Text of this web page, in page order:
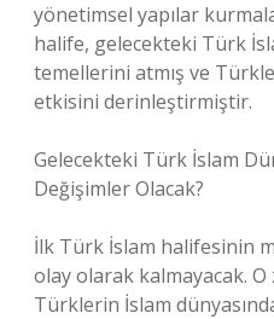
yönetimsel yapılar
halife, gelecekteki Türk
temellerini atmış ve
etkisini derinleştirmiştir.
Gelecekteki Türk İslam
Değişimler Olacak?
İlk Türk İslam halifesinin
olay olarak kalmayacak.
Türklerin İslam